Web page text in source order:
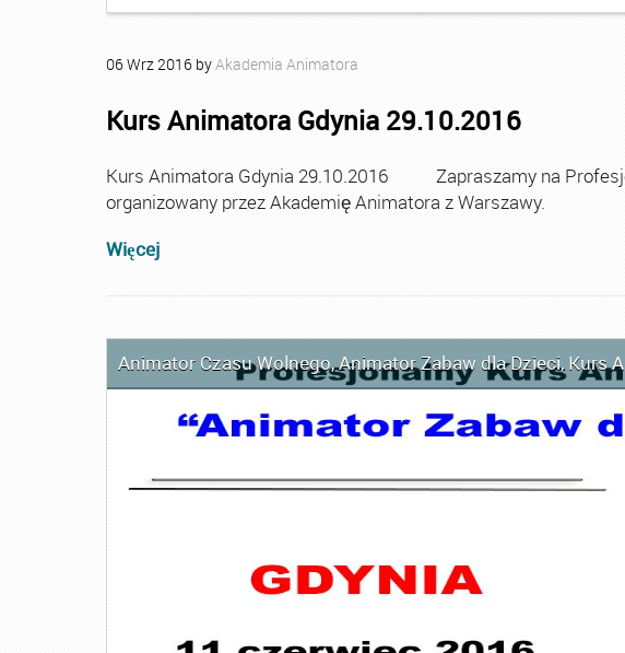
06Wrz2016 byAkademia Animatora
Kurs Animatora Gdynia 29.10.2016
Kurs Animatora Gdynia 29.10.2016 Zapraszamy na
organizowany przez Akademię Animatora z Warszawy.
Więcej
Animator Czasu Wolnego,Animator Zabaw dla Dzieci,Kurs